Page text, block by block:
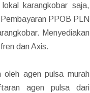
karangkobar saja,
PPOB PLN
Menyediakan
dan Axis.
oleh agen pulsa murah
agen pulsa dari